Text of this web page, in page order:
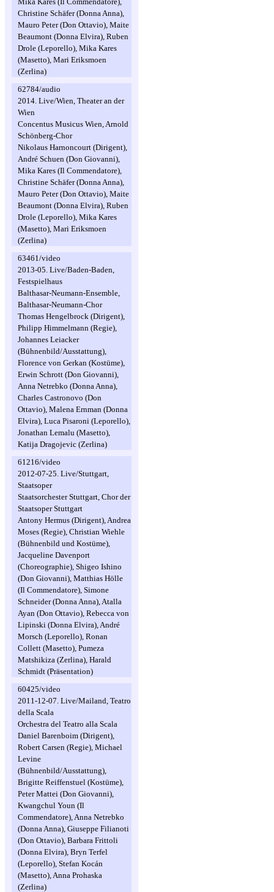
Christine Schäfer (Donna Anna),
Mauro Peter (Don Ottavio), Maite
Beaumont (Donna Elvira), Ruben
Drole (Leporello), Mika Kares
(Masetto), Mari Eriksmoen
(Zerlina)
62784/audio
2014. Live/Wien, Theater an der
Wien
Concentus Musicus Wien, Arnold
Schönberg-Chor
Nikolaus Harnoncourt (Dirigent),
André Schuen (Don Giovanni),
Mika Kares (Il Commendatore),
Christine Schäfer (Donna Anna),
Mauro Peter (Don Ottavio), Maite
Beaumont (Donna Elvira), Ruben
Drole (Leporello), Mika Kares
(Masetto), Mari Eriksmoen
(Zerlina)
63461/video
2013-05. Live/Baden-Baden,
Festspielhaus
Balthasar-Neumann-Ensemble,
Balthasar-Neumann-Chor
Thomas Hengelbrock (Dirigent),
Philipp Himmelmann (Regie),
Johannes Leiacker
(Bühnenbild/Ausstattung),
Florence von Gerkan (Kostüme),
Erwin Schrott (Don Giovanni),
Anna Netrebko (Donna Anna),
Charles Castronovo (Don
Ottavio), Malena Ernman (Donna
Elvira), Luca Pisaroni (Leporello),
Jonathan Lemalu (Masetto),
Katija Dragojevic (Zerlina)
61216/video
2012-07-25. Live/Stuttgart,
Staatsoper
Staatsorchester Stuttgart, Chor der
Staatsoper Stuttgart
Antony Hermus (Dirigent), Andrea
Moses (Regie), Christian Wiehle
(Bühnenbild und Kostüme),
Jacqueline Davenport
(Choreographie), Shigeo Ishino
(Don Giovanni), Matthias Hölle
(Il Commendatore), Simone
Schneider (Donna Anna), Atalla
Ayan (Don Ottavio), Rebecca von
Lipinski (Donna Elvira), André
Morsch (Leporello), Ronan
Collett (Masetto), Pumeza
Matshikiza (Zerlina), Harald
Schmidt (Präsentation)
60425/video
2011-12-07. Live/Mailand, Teatro
della Scala
Orchestra del Teatro alla Scala
Daniel Barenboim (Dirigent),
Robert Carsen (Regie), Michael
Levine
(Bühnenbild/Ausstattung),
Brigitte Reiffenstuel (Kostüme),
Peter Mattei (Don Giovanni),
Kwangchul Youn (Il
Commendatore), Anna Netrebko
(Donna Anna), Giuseppe Filianoti
(Don Ottavio), Barbara Frittoli
(Donna Elvira), Bryn Terfel
(Leporello), Stefan Kocán
(Masetto), Anna Prohaska
(Zerlina)